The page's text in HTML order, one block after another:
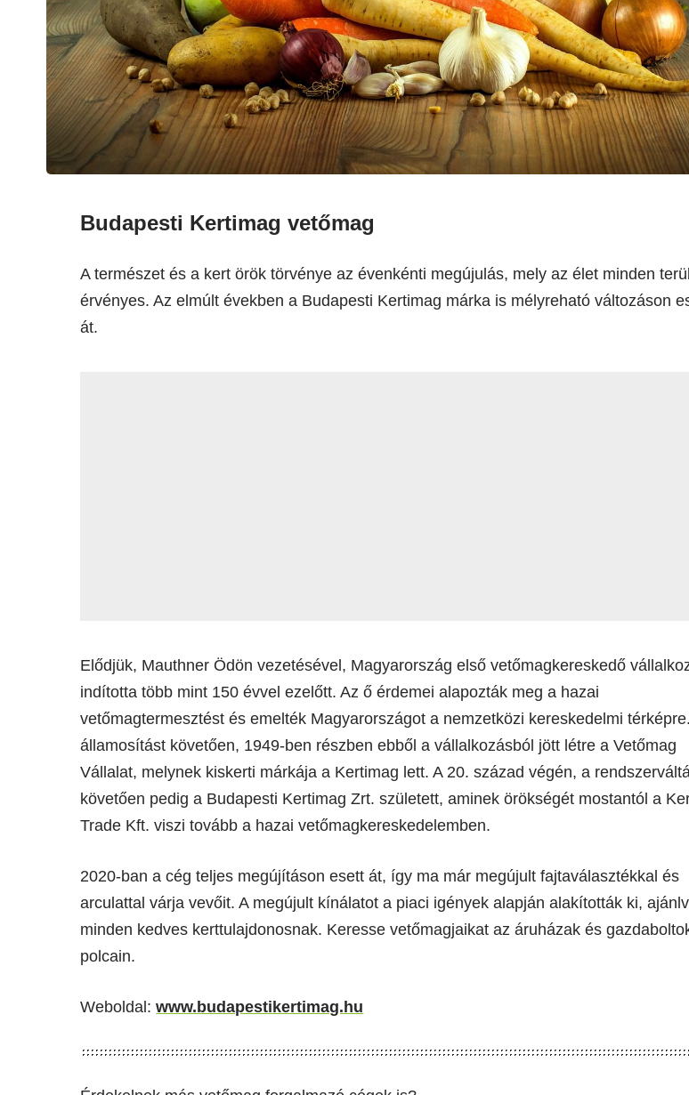
Budapesti Kertimag vetőmag
A természet és a kert örök törvénye az évenkénti megújulás, mely az élet minden
érvényes. Az elmúlt években a Budapesti Kertimag márka is mélyreható változáson
át.
Elődjük, Mauthner Ödön vezetésével, Magyarország első vetőmagkereskedő
indította több mint 150 évvel ezelőtt. Az ő érdemei alapozták meg a hazai
vetőmagtermesztést és emelték Magyarországot a nemzetközi kereskedelmi
államosítást követően, 1949-ben részben ebből a vállalkozásból jött létre a Vetőmag
Vállalat, melynek kiskerti márkája a Kertimag lett. A 20. század végén, a
követően pedig a Budapesti Kertimag Zrt. született, aminek örökségét mostantól a
Trade Kft. viszi tovább a hazai vetőmagkereskedelemben.
2020-ban a cég teljes megújításon esett át, így ma már megújult fajtaválasztékkal és
arculattal várja vevőit. A megújult kínálatot a piaci igények alapján alakították ki,
minden kedves kerttulajdonosnak. Keresse vetőmagjaikat az áruházak és
polcain.
Weboldal:www.budapestikertimag.hu